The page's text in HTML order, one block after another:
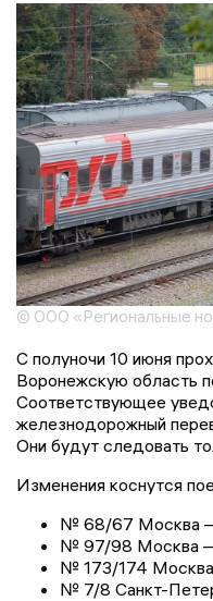
© ООО «Региональные
С полуночи 10 июня
Воронежскую область
Соответствующее
железнодорожный
Они будут следовать
Изменения коснутся
№ 68/67 Москва
№ 97/98 Москва
№ 173/174
№ 7/8 Санкт-